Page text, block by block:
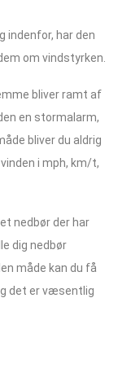
indenfor, har den
om vindstyrken.
bliver ramt af
en stormalarm,
bliver du aldrig
i mph, km/t,
nedbør der har
dig nedbør
måde kan du få
det er væsentlig